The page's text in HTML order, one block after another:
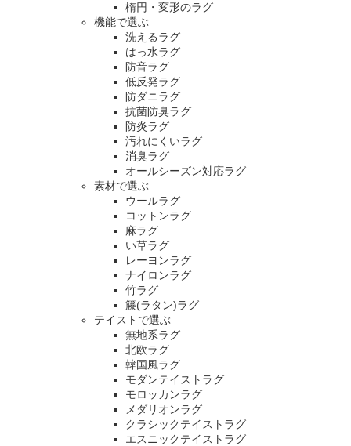
楕円・変形のラグ
機能で選ぶ
洗えるラグ
はっ水ラグ
防音ラグ
低反発ラグ
防ダニラグ
抗菌防臭ラグ
防炎ラグ
汚れにくいラグ
消臭ラグ
オールシーズン対応ラグ
素材で選ぶ
ウールラグ
コットンラグ
麻ラグ
い草ラグ
レーヨンラグ
ナイロンラグ
竹ラグ
籐(ラタン)ラグ
テイストで選ぶ
無地系ラグ
北欧ラグ
韓国風ラグ
モダンテイストラグ
モロッカンラグ
メダリオンラグ
クラシックテイストラグ
エスニックテイストラグ